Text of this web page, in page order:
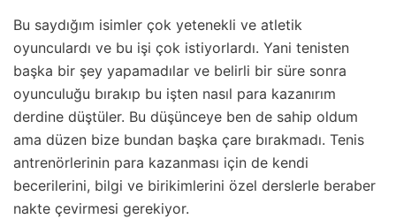
Bu saydığım isimler çok yetenekli ve atletik
oyunculardı ve bu işi çok istiyorlardı. Yani tenisten
başka bir şey yapamadılar ve belirli bir süre sonra
oyunculuğu bırakıp bu işten nasıl para kazanırım
derdine düştüler. Bu düşünceye ben de sahip oldum
ama düzen bize bundan başka çare bırakmadı. Tenis
antrenörlerinin para kazanması için de kendi
becerilerini, bilgi ve birikimlerini özel derslerle beraber
nakte çevirmesi gerekiyor.